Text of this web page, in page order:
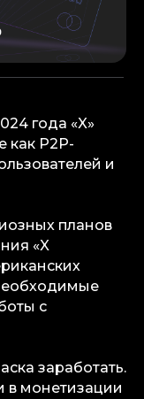
года «X»
как P2P-
и
планов
«X
с
заработать.
в монетизации